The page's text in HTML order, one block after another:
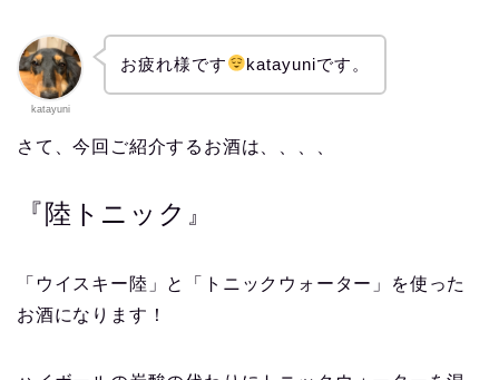
katayuni
お疲れ様です katayuniです。
さて、今回ご紹介するお酒は、、、、
『陸トニック 』
「ウイスキー陸」と「トニックウォーター」を使った
お酒になります！